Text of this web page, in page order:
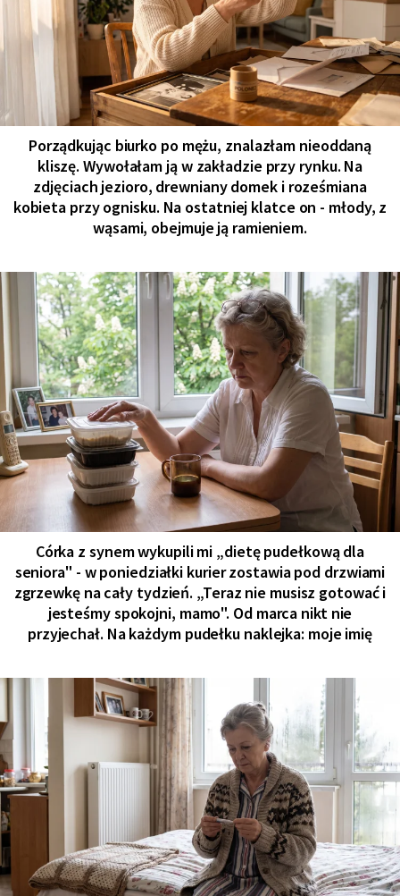
Porządkując biurko po mężu, znalazłam nieoddaną
kliszę. Wywołałam ją w zakładzie przy rynku. Na
zdjęciach jezioro, drewniany domek i roześmiana
kobieta przy ognisku. Na ostatniej klatce on - młody, z
wąsami, obejmuje ją ramieniem.
Córka z synem wykupili mi „dietę pudełkową dla
seniora" - w poniedziałki kurier zostawia pod drzwiami
zgrzewkę na cały tydzień. „Teraz nie musisz gotować i
jesteśmy spokojni, mamo". Od marca nikt nie
przyjechał. Na każdym pudełku naklejka: moje imię